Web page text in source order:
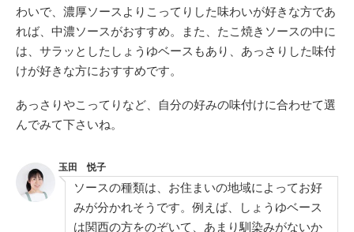
わいで、濃厚ソースよりこってりした味わいが好きな方であ
れば、中濃ソースがおすすめ。また、たこ焼きソースの中に
は、サラッとしたしょうゆベースもあり、あっさりした味付
けが好きな方におすすめです。
あっさりやこってりなど、自分の好みの味付けに合わせて選
んでみて下さいね。
玉田 悦子
ソースの種類は、お住まいの地域によってお好
みが分かれそうです。例えば、しょうゆベース
は関西の方をのぞいて、あまり馴染みがないか